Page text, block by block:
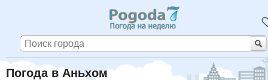
Погода в Аньхом